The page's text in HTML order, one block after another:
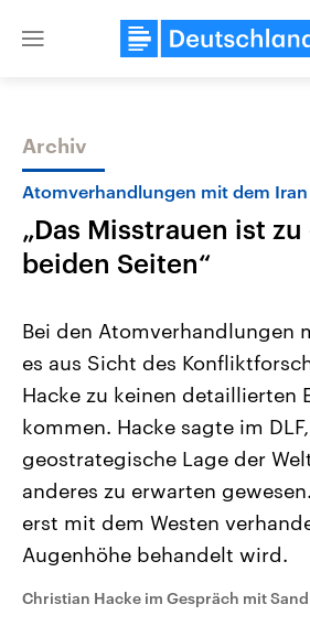
Close
Themen
Landtagswahl Sachsen-Anhalt
2026
Alle Informationen
Sachsen-Anhalt wählt am 6.
September 2026 einen neuen
Landtag. Seit 2021 wird das
Bundesland von einer Koalition aus
Umfragen, Prognosen,
Wahlprogramme, aktuelle Berichte
und Hintergründe zu den Parteien
Wahl.
Sendungen Programm
Archiv
Atomverhandlungen mit dem Iran
„Das Misstrauen ist
beiden Seiten“
Bei den Atomverhandlungen
es aus Sicht des
Hacke zu keinen detaillierten
kommen. Hacke sagte im
geostrategische Lage der
anderes zu erwarten
erst mit dem Westen
Augenhöhe behandelt wird.
Christian Hacke im Gespräch mit